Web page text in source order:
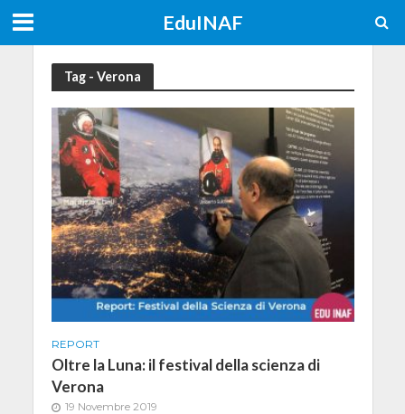
EduINAF
Tag - Verona
REPORT
Oltre la Luna: il festival della scienza di
Verona
19 Novembre 2019